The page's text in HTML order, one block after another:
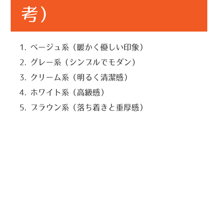
考）
ベージュ系（暖かく優しい印象）
グレー系（シンプルでモダン）
クリーム系（明るく清潔感）
ホワイト系（高級感）
ブラウン系（落ち着きと重厚感）